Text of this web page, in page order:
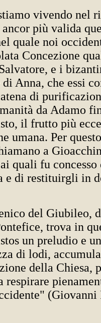
vivendo nel
più valida
quale noi
Concezione
e i
Anna, che essi
di
da Adamo
il frutto più
umana. Per
a
quali fu concesso
e di restituirgli in
del Giubileo,
trova in
un preludio e
di lodi,
della Chiesa,
respirare
(Giovanni